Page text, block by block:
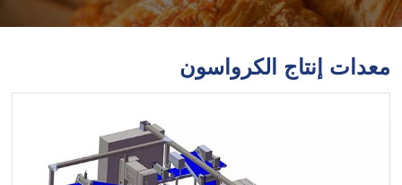
معدات إنتاج الكرواسون